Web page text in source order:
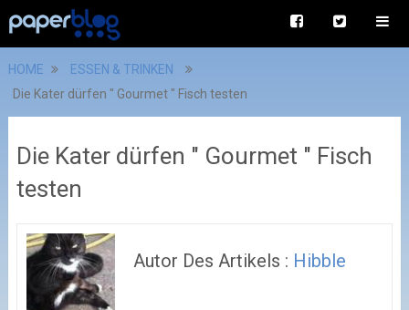
HOME
ESSEN & TRINKEN
Die Kater dürfen " Gourmet " Fisch testen
Die Kater dürfen " Gourmet " Fisch
testen
Autor Des Artikels : Hibble